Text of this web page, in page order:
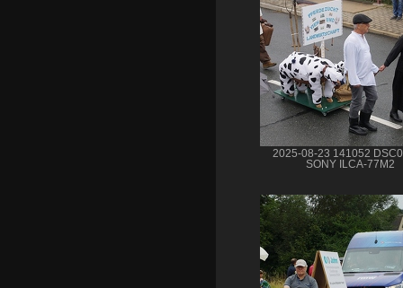
2025-08-23 141052
SONY ILCA-77M2